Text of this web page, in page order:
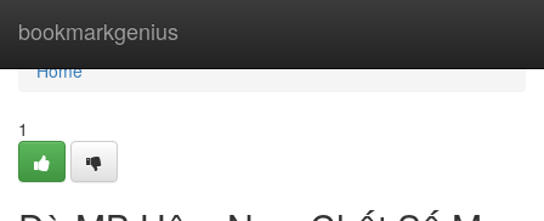
bookmarkgenius
Home
Home
1